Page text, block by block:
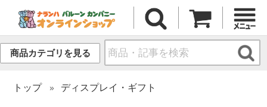
商品カテゴリを見る
トップ ディスプレイ・ギフト